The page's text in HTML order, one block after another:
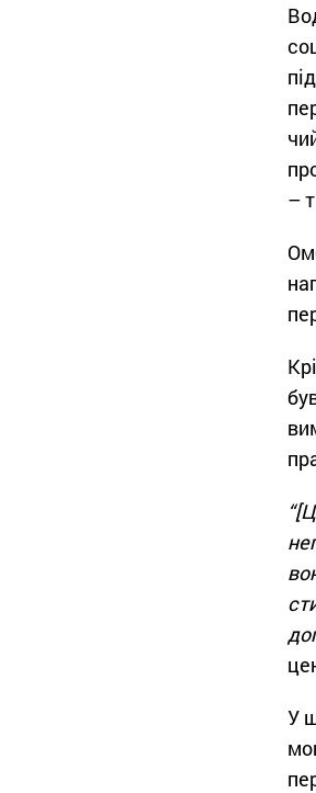
–
У